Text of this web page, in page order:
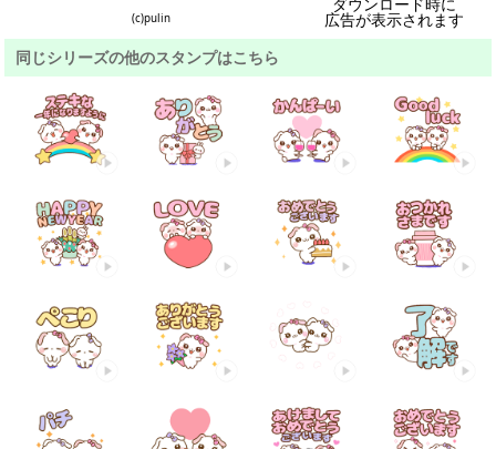
(c)pulin
ダウンロード時に
広告が表示されます
同じシリーズの他のスタンプはこちら